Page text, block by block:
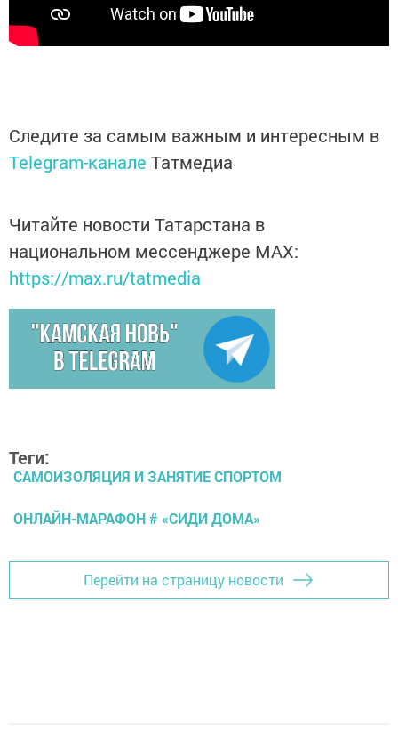
Следите за самым важным и интересным в
Telegram-канале Татмедиа
Читайте новости Татарстана в
национальном мессенджере MАХ:
https://max.ru/tatmedia
Теги:
САМОИЗОЛЯЦИЯ И ЗАНЯТИЕ СПОРТОМ
ОНЛАЙН-МАРАФОН # «СИДИ ДОМА»
Перейти на страницу новости